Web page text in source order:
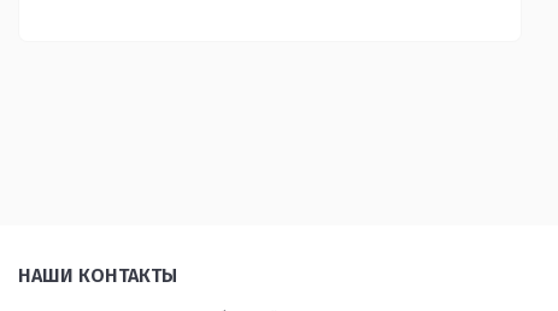
НАШИ КОНТАКТЫ